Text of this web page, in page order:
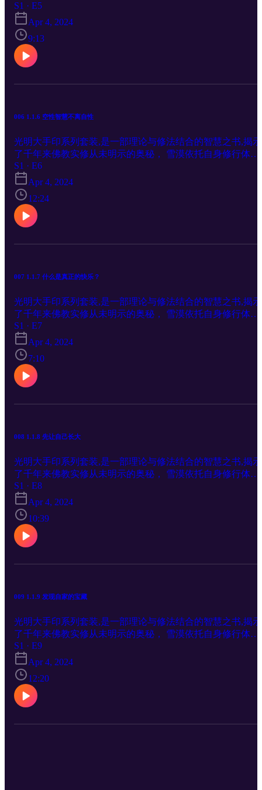
验，系统讲述了佛教解脱的含义和次第。书中雪漠以香巴噶
传承者身份，全面介绍了香巴噶举大手印的历史渊源、哲学
文化概述、《奶格吉祥经》、宗教礼仪、空行圣地胜乐二十
境、奶格五金法及其他大手印教法，首次公开了很多以前秘
示人的资料和教法，并公布了自己的部分修证日记，以及大
印实修次第简表。《下卷》为大手印实修问答。书中雪漠以
S1 · E5
Apr 4, 2024
9:13
006 1.1.6 空性智慧不离自性
光明大手印系列套装,是一部理论与修法结合的智慧之书,揭示
了千年来佛教实修从未明示的奥秘， 雪漠依托自身修行体
验，系统讲述了佛教解脱的含义和次第。书中雪漠以香巴噶
传承者身份，全面介绍了香巴噶举大手印的历史渊源、哲学
文化概述、《奶格吉祥经》、宗教礼仪、空行圣地胜乐二十
境、奶格五金法及其他大手印教法，首次公开了很多以前秘
示人的资料和教法，并公布了自己的部分修证日记，以及大
印实修次第简表。《下卷》为大手印实修问答。书中雪漠以
S1 · E6
Apr 4, 2024
12:24
007 1.1.7 什么是真正的快乐？
光明大手印系列套装,是一部理论与修法结合的智慧之书,揭示
了千年来佛教实修从未明示的奥秘， 雪漠依托自身修行体
验，系统讲述了佛教解脱的含义和次第。书中雪漠以香巴噶
传承者身份，全面介绍了香巴噶举大手印的历史渊源、哲学
文化概述、《奶格吉祥经》、宗教礼仪、空行圣地胜乐二十
境、奶格五金法及其他大手印教法，首次公开了很多以前秘
示人的资料和教法，并公布了自己的部分修证日记，以及大
印实修次第简表。《下卷》为大手印实修问答。书中雪漠以
S1 · E7
Apr 4, 2024
7:10
008 1.1.8 先让自己长大
光明大手印系列套装,是一部理论与修法结合的智慧之书,揭示
了千年来佛教实修从未明示的奥秘， 雪漠依托自身修行体
验，系统讲述了佛教解脱的含义和次第。书中雪漠以香巴噶
传承者身份，全面介绍了香巴噶举大手印的历史渊源、哲学
文化概述、《奶格吉祥经》、宗教礼仪、空行圣地胜乐二十
境、奶格五金法及其他大手印教法，首次公开了很多以前秘
示人的资料和教法，并公布了自己的部分修证日记，以及大
印实修次第简表。《下卷》为大手印实修问答。书中雪漠以
S1 · E8
Apr 4, 2024
10:39
009 1.1.9 发现自家的宝藏
光明大手印系列套装,是一部理论与修法结合的智慧之书,揭示
了千年来佛教实修从未明示的奥秘， 雪漠依托自身修行体
验，系统讲述了佛教解脱的含义和次第。书中雪漠以香巴噶
传承者身份，全面介绍了香巴噶举大手印的历史渊源、哲学
文化概述、《奶格吉祥经》、宗教礼仪、空行圣地胜乐二十
境、奶格五金法及其他大手印教法，首次公开了很多以前秘
示人的资料和教法，并公布了自己的部分修证日记，以及大
印实修次第简表。《下卷》为大手印实修问答。书中雪漠以
S1 · E9
Apr 4, 2024
12:20